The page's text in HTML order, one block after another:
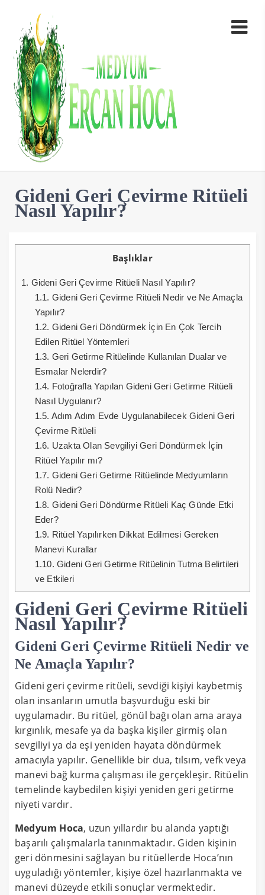
Gideni Geri Çevirme Ritüeli
Nasıl Yapılır?
Başlıklar
1. Gideni Geri Çevirme Ritüeli Nasıl Yapılır?
1.1. Gideni Geri Çevirme Ritüeli Nedir ve Ne Amaçla
Yapılır?
1.2. Gideni Geri Döndürmek İçin En Çok Tercih
Edilen Ritüel Yöntemleri
1.3. Geri Getirme Ritüelinde Kullanılan Dualar ve
Esmalar Nelerdir?
1.4. Fotoğrafla Yapılan Gideni Geri Getirme Ritüeli
Nasıl Uygulanır?
1.5. Adım Adım Evde Uygulanabilecek Gideni Geri
Çevirme Ritüeli
1.6. Uzakta Olan Sevgiliyi Geri Döndürmek İçin
Ritüel Yapılır mı?
1.7. Gideni Geri Getirme Ritüelinde Medyumların
Rolü Nedir?
1.8. Gideni Geri Döndürme Ritüeli Kaç Günde Etki
Eder?
1.9. Ritüel Yapılırken Dikkat Edilmesi Gereken
Manevi Kurallar
1.10. Gideni Geri Getirme Ritüelinin Tutma Belirtileri
ve Etkileri
Gideni Geri Çevirme Ritüeli
Nasıl Yapılır?
Gideni Geri Çevirme Ritüeli Nedir ve
Ne Amaçla Yapılır?
Gideni geri çevirme ritüeli, sevdiği kişiyi kaybetmiş
olan insanların umutla başvurduğu eski bir
uygulamadır. Bu ritüel, gönül bağı olan ama araya
kırgınlık, mesafe ya da başka kişiler girmiş olan
sevgiliyi ya da eşi yeniden hayata döndürmek
amacıyla yapılır. Genellikle bir dua, tılsım, vefk veya
manevi bağ kurma çalışması ile gerçekleşir. Ritüelin
temelinde kaybedilen kişiyi yeniden geri getirme
niyeti vardır.
Medyum Hoca, uzun yıllardır bu alanda yaptığı
başarılı çalışmalarla tanınmaktadır. Giden kişinin
geri dönmesini sağlayan bu ritüellerde Hoca’nın
uyguladığı yöntemler, kişiye özel hazırlanmakta ve
manevi düzeyde etkili sonuçlar vermektedir.